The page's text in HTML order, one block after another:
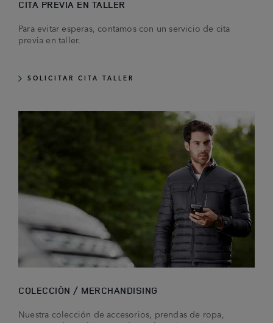
CITA PREVIA EN TALLER
Para evitar esperas, contamos con un servicio de cita
previa en taller.
SOLICITAR CITA TALLER
COLECCIÓN / MERCHANDISING
Nuestra colección de accesorios, prendas de ropa,